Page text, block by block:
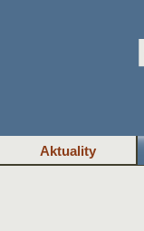
Aktuality